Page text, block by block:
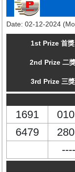
Date: 02-12-2024
1st Prize 首獎
2nd Prize 二
3rd Prize 三獎
1691
6479
----